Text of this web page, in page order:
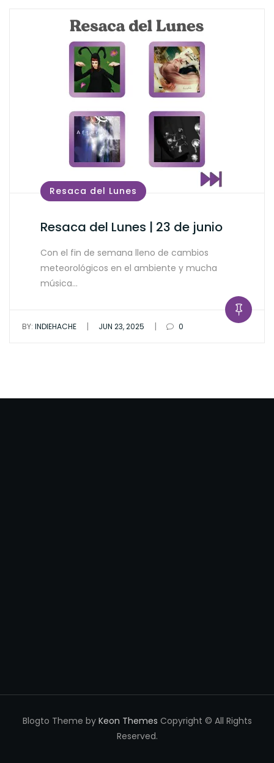
Resaca del Lunes
Resaca del Lunes | 23 de junio
Con el fin de semana lleno de cambios
meteorológicos en el ambiente y mucha
música…
BY: INDIEHACHE | JUN 23, 2025 | 0
Blogto Theme by Keon Themes Copyright © All Rights
Reserved.